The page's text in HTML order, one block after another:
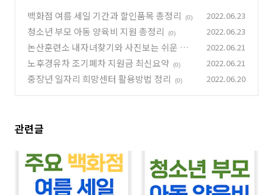
백화점 여름 세일 기간과 할인품목 총정리
(0) 2022.06.23
청소년 부모 아동 양육비 지원 총정리 (0) 2022.06.23
논산훈련소 내자녀찾기와 사진보는 쉬운 방법
(0)
2022.06.21
노후경유차 조기폐차 지원금 최신요약 (0) 2022.06.21
중장년 일자리 희망센터 활용방법 정리 (0) 2022.06.20
관련글